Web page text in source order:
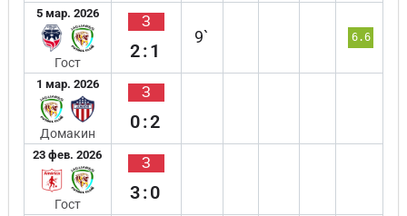
5 мар. 2026
Гост
З
2:1
9` 6.6
1 мар. 2026
Домакин
З
0:2
23 фев. 2026
Гост
З
3:0